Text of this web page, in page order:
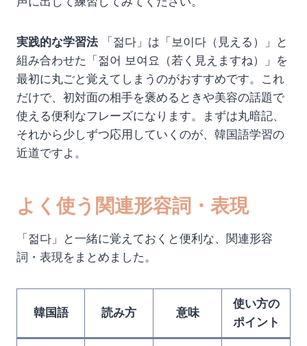
実践的な学習法 「젊다」は「보이다（見える）」と
組み合わせた「젊어 보여요（若く見えますね）」を
最初に丸ごと覚えてしまうのがおすすめです。これ
だけで、初対面の相手を褒めるときや美容の話題で
使える便利なフレーズになります。まずは丸暗記、
それから少しずつ応用していくのが、韓国語学習の
近道ですよ。
よく使う関連形容詞・表現
「젊다」と一緒に覚えておくと便利な、関連形容
詞・表現をまとめました。
韓国語 読み方 意味
使い方の
ポイント